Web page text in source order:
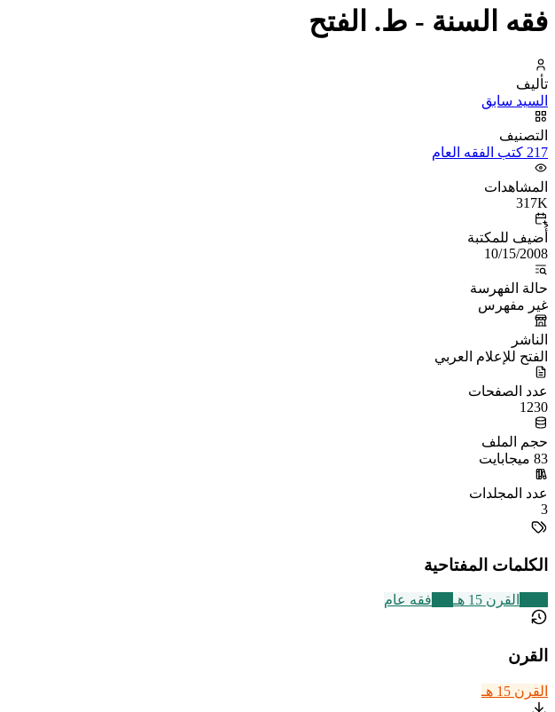
فقه السنة - ط. الفتح
تأليف
السيد سابق
التصنيف
217 كتب الفقه العام
المشاهدات
317K
أُضيف للمكتبة
10/15/2008
حالة الفهرسة
غير مفهرس
الناشر
الفتح للإعلام العربي
عدد الصفحات
1230
حجم الملف
83 ميجابايت
عدد المجلدات
3
الكلمات المفتاحية
القرن 15 هـ فقه عام
القرن
القرن 15 هـ